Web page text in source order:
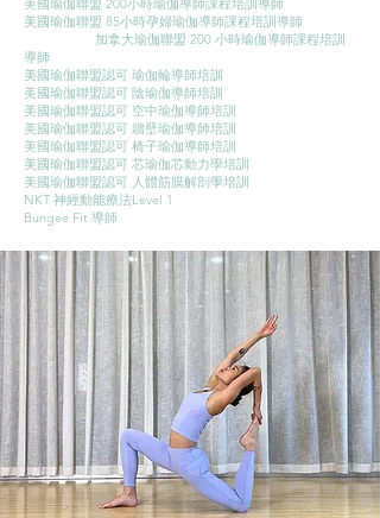
美國瑜伽聯盟 200小時瑜伽導師課程培訓導師
美國瑜伽聯盟 85小時孕婦瑜伽導師課程培訓導師
加拿大瑜伽聯盟 200 小時瑜伽導師課程培訓
導師
美國瑜伽聯盟認可 瑜伽輪導師培訓
美國瑜伽聯盟認可 陰瑜伽導師培訓
美國瑜伽聯盟認可 空中瑜伽導師培訓
美國瑜伽聯盟認可 牆壁瑜伽導師培訓
美國瑜伽聯盟認可 椅子瑜伽導師培訓
美國瑜伽聯盟認可 芯瑜伽芯動力學培訓
美國瑜伽聯盟認可 人體筋膜解剖學培訓
NKT 神經動能療法Level 1
Bungee Fit 導師